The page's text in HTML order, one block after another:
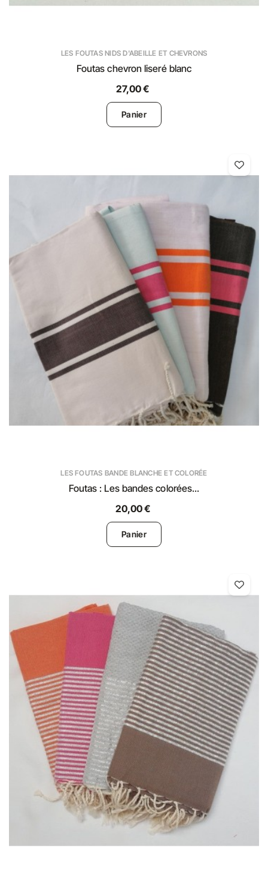
LES FOUTAS NIDS D'ABEILLE ET CHEVRONS
Foutas chevron liseré blanc
27,00 €
Panier
LES FOUTAS BANDE BLANCHE ET COLORÉE
Foutas : Les bandes colorées...
20,00 €
Panier